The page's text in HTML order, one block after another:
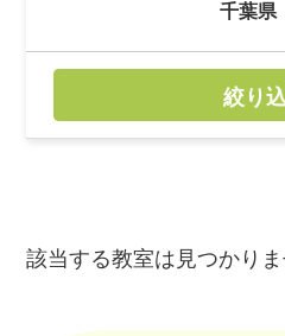
絞り
該当する教室は見つかりま